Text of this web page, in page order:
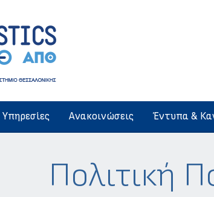
Υπηρεσίες Ανακοινώσεις Έντυπα &
Πολιτική